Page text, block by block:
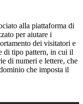
alla piattaforma di
per aiutare i
dei visitatori e
di tipo pattern, in cui il
di numeri e lettere, che
che imposta il